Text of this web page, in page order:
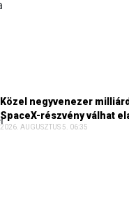
Közel negyvenezer
SpaceX-részvény válhat
2026. AUGUSZTUS 5. 06:35